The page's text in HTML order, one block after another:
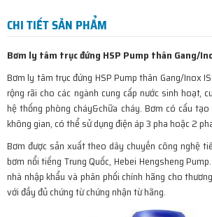
CHI TIẾT SẢN PHẨM
Bơm ly tâm trục đứng HSP Pump thân Gang/
Bơm ly tâm trục đứng HSP Pump thân Gang/Inox
rộng rãi cho các ngành cung cấp nước sinh hoạt,
hệ thống phòng cháy&chữa cháy. Bơm có cấu
không gian, có thể sử dụng điện áp 3 pha hoặc 2
Bơm được sản xuất theo dây chuyền công nghệ
bơm nổi tiếng Trung Quốc, Hebei Hengsheng
nhà nhập khẩu và phân phối chính hãng cho
với đầy đủ chứng từ chứng nhận từ hãng.